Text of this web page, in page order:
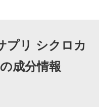
プリ シクロカ
成分情報